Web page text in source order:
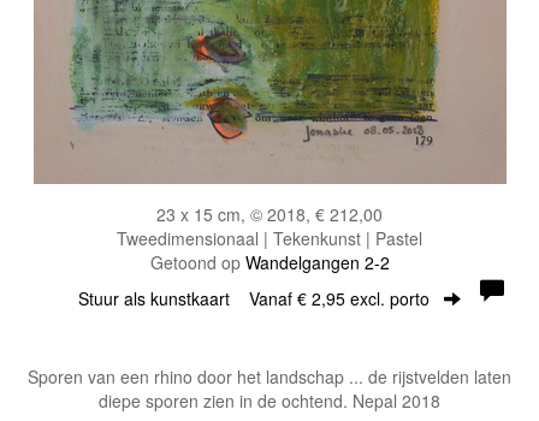
23 x 15 cm, © 2018, € 212,00
Tweedimensionaal | Tekenkunst | Pastel
Getoond op Wandelgangen 2-2
Stuur als kunstkaart Vanaf € 2,95 excl. porto
Sporen van een rhino door het landschap ... de rijstvelden laten
diepe sporen zien in de ochtend. Nepal 2018